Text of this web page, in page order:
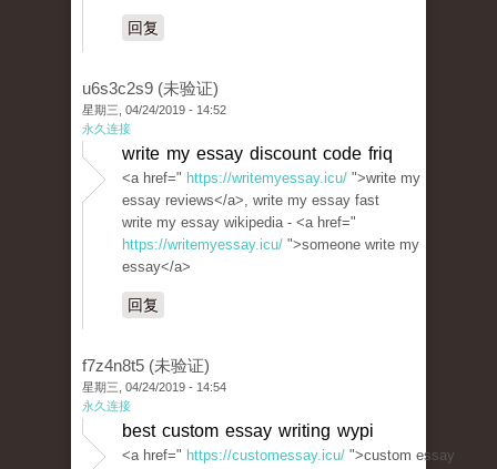
回复
u6s3c2s9 (未验证)
星期三, 04/24/2019 - 14:52
永久连接
write my essay discount code friq
<a href=" https://writemyessay.icu/ ">write my
essay reviews</a>, write my essay fast
write my essay wikipedia - <a href="
https://writemyessay.icu/ ">someone write my
essay</a>
回复
f7z4n8t5 (未验证)
星期三, 04/24/2019 - 14:54
永久连接
best custom essay writing wypi
<a href=" https://customessay.icu/ ">custom essay